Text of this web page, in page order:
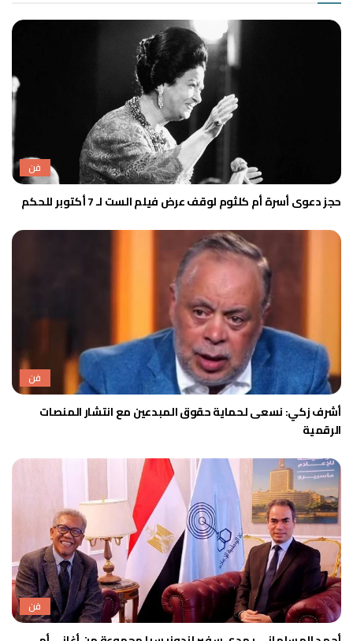
فن
حجز دعوى أسرة أم كلثوم لوقف عرض فيلم الست لـ 7 أكتوبر للحكم
فن
أشرف زكي: نسعى لحماية حقوق المبدعين مع انتشار المنصات
الرقمية
فن